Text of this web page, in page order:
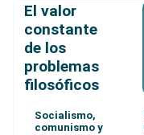
El valor
constante
de los
problemas
filosóficos
Socialismo,
comunismo y